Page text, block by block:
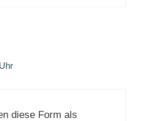
diese Form als